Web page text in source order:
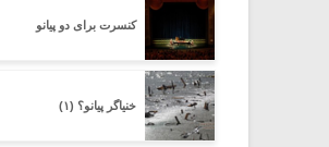
کنسرت برای دو پیانو
خنیاگر پیانو؟ (۱)